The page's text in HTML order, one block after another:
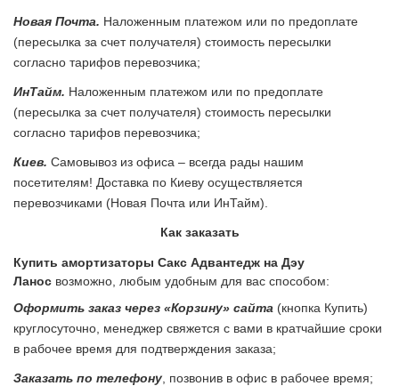
Новая Почта. Наложенным платежом или по предоплате
(пересылка за счет получателя) стоимость пересылки
согласно тарифов перевозчика;
ИнТайм. Наложенным платежом или по предоплате
(пересылка за счет получателя) стоимость пересылки
согласно тарифов перевозчика;
Киев. Самовывоз из офиса – всегда рады нашим
посетителям! Доставка по Киеву осуществляется
перевозчиками (Новая Почта или ИнТайм).
Как заказать
Купить амортизаторы Сакс Адвантедж на Дэу
Ланос возможно, любым удобным для вас способом:
Оформить заказ через «Корзину» сайта (кнопка Купить)
круглосуточно, менеджер свяжется с вами в кратчайшие сроки
в рабочее время для подтверждения заказа;
Заказать по телефону , позвонив в офис в рабочее время;